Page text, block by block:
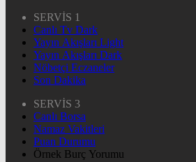
SERVİS 1
Canlı Tv Dark
Yayın Akışları Light
Yayın Akışları Dark
Nöbetçi Eczaneler
Son Dakika
SERVİS 3
Canlı Borsa
Namaz Vakitleri
Puan Durumu
Örnek Burç Yorumu